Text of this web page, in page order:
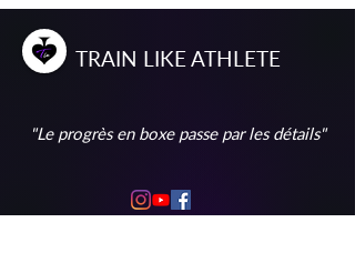
TRAIN L IKEATHLETE
"Le progrès en boxe passe par les détails"